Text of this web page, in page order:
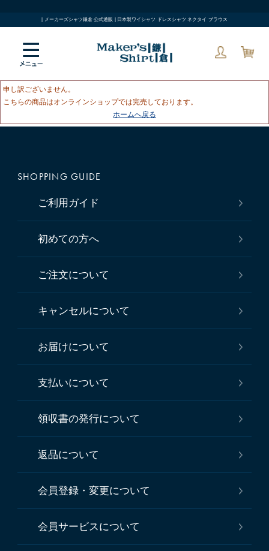
| メーカーズシャツ鎌倉 公式通販 | 日本製ワイシャツ ドレスシャツ ネクタイ ブラウス
申し訳ございません。
こちらの商品はオンラインショップでは完売しております。
ホームへ戻る
SHOPPING GUIDE
ご利用ガイド
初めての方へ
ご注文について
キャンセルについて
お届けについて
支払いについて
領収書の発行について
返品について
会員登録・変更について
会員サービスについて